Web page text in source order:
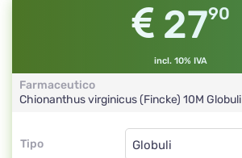
2790
incl. 10% IVA
Farmaceutico
Chionanthus virginicus (Fincke) 10M Globuli
Tipo
Tipo